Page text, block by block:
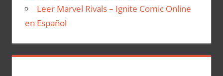
Leer Marvel Rivals – Ignite Comic Online
en Español